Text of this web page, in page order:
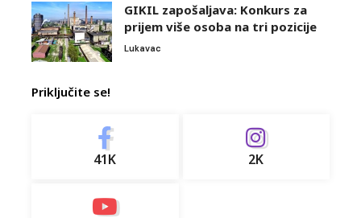
GIKIL zapošaljava: Konkurs za
prijem više osoba na tri pozicije
Lukavac
Priključite se!
41K 2K